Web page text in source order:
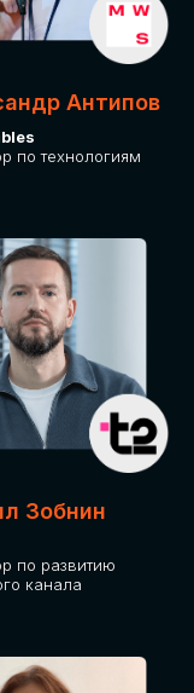
Антипов
по технологиям
Зобнин
по развитию
канала